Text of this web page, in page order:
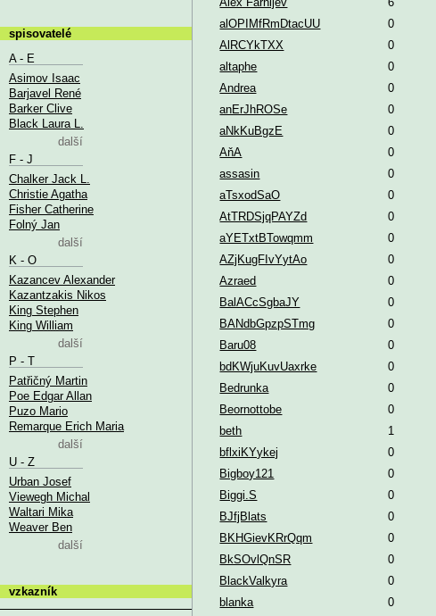
alOPIMfRmDtacUU
0
AlRCYkTXX
0
altaphe
0
Andrea
0
anErJhROSe
0
aNkKuBgzE
0
AňA
0
assasin
0
aTsxodSaO
0
AtTRDSjqPAYZd
0
aYETxtBTowqmm
0
AZjKugFIvYytAo
0
Azraed
0
BalACcSgbaJY
0
BANdbGpzpSTmg
0
Baru08
0
bdKWjuKuvUaxrke
0
Bedrunka
0
Beornottobe
0
beth
1
bflxiKYykej
0
Bigboy121
0
Biggi.S
0
BJfjBlats
0
BKHGievKRrQqm
0
BkSOvlQnSR
0
BlackValkyra
0
blanka
0
spisovatelé
A - E
Asimov Isaac
Barjavel René
Barker Clive
Black Laura L.
další
F - J
Chalker Jack L.
Christie Agatha
Fisher Catherine
Folný Jan
další
K - O
Kazancev Alexander
Kazantzakis Nikos
King Stephen
King William
další
P - T
Patřičný Martin
Poe Edgar Allan
Puzo Mario
Remarque Erich Maria
další
U - Z
Urban Josef
Viewegh Michal
Waltari Mika
Weaver Ben
další
vzkazník